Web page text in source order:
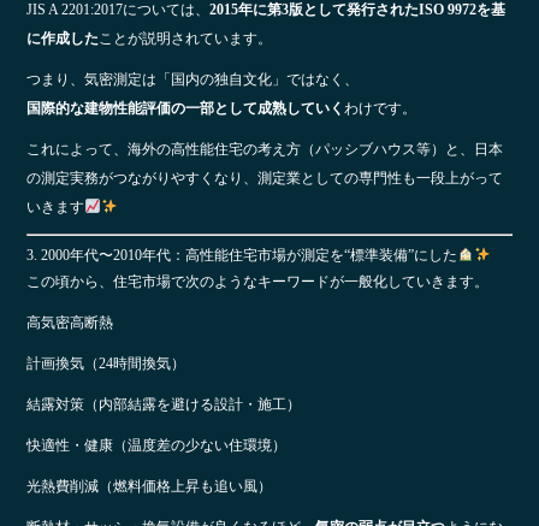
JIS A 2201:2017については、2015年に第3版として発行されたISO 9972を基
に作成したことが説明されています。
つまり、気密測定は「国内の独自文化」ではなく、
国際的な建物性能評価の一部として成熟していくわけです。
これによって、海外の高性能住宅の考え方（パッシブハウス等）と、日本
の測定実務がつながりやすくなり、測定業としての専門性も一段上がって
いきます
3. 2000年代〜2010年代：高性能住宅市場が測定を“標準装備”にした
この頃から、住宅市場で次のようなキーワードが一般化していきます。
高気密高断熱
計画換気（24時間換気）
結露対策（内部結露を避ける設計・施工）
快適性・健康（温度差の少ない住環境）
光熱費削減（燃料価格上昇も追い風）